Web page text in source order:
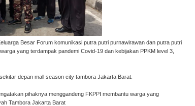
Besar Forum komunikasi putra putri purnawirawan dan putra putri
yang terdampak pandemi Covid-19 dan kebijakan PPKM level 3,
depan mall season city tambora Jakarta Barat.
pihaknya menggandeng FKPPI membantu warga yang
Tambora Jakarta Barat